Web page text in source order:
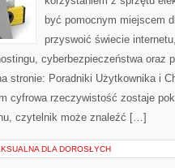
być pomocnym miejscem
przyswoić świecie
cyberbezpieczeństwa oraz
stronie: Poradniki Użytkownika i
cyfrowa rzeczywistość zostaje
czytelnik może znaleźć […]
DLA DOROSŁYCH